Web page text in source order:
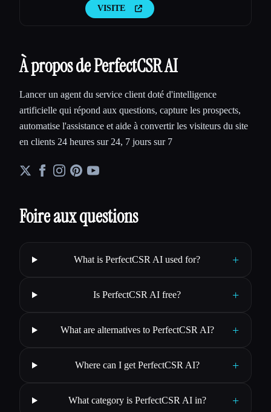
VISITE
À propos de PerfectCSR AI
Lancer un agent du service client doté d'intelligence
artificielle qui répond aux questions, capture les prospects,
automatise l'assistance et aide à convertir les visiteurs du site
en clients 24 heures sur 24, 7 jours sur 7
Foire aux questions
What is PerfectCSR AI used for? +
Is PerfectCSR AI free? +
What are alternatives to PerfectCSR AI? +
Where can I get PerfectCSR AI? +
What category is PerfectCSR AI in? +